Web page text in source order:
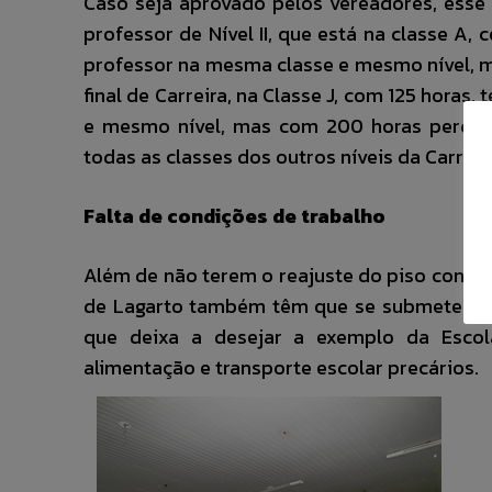
professor de Nível II, que está na classe A,
professor na mesma classe e mesmo nível,
final de Carreira, na Classe J, com 125
e mesmo nível, mas com 200 horas
todas as classes dos outros níveis da Carreira.
Falta de condições de trabalho
Além de não terem o reajuste do piso
de Lagarto também têm que se submeter
que deixa a desejar a exemplo da
alimentação e transporte escolar precários.